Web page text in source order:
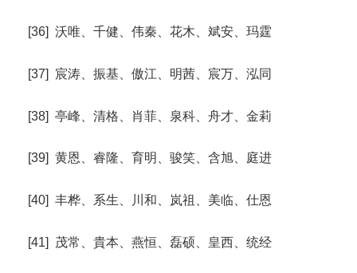
[36] 沃唯、千健、伟秦、花木、斌安、玛霆
[37] 宸涛、振基、傲江、明茜、宸万、泓同
[38] 亭峰、清格、肖菲、泉科、舟才、金莉
[39] 黄恩、睿隆、育明、骏笑、含旭、庭进
[40] 丰桦、系生、川和、岚祖、美临、仕恩
[41] 茂常、貴本、燕恒、磊硕、皇西、统经